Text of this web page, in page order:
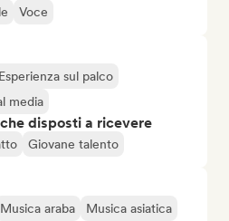
Voce
Esperienza sul palco
media
disposti a ricevere
Giovane talento
Musica araba
Musica asiatica